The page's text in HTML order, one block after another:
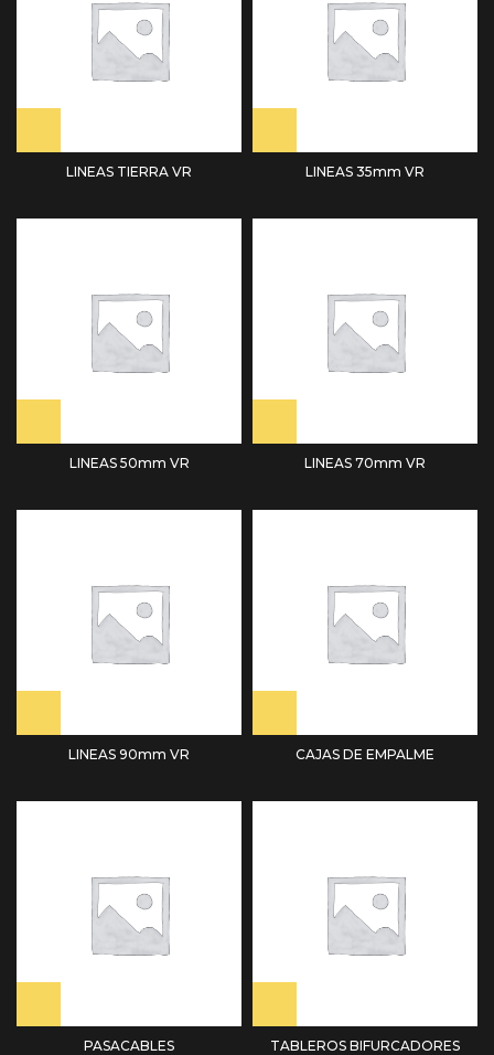
LINEAS TIERRA VR LINEAS 35mm VR
LINEAS 50mm VR LINEAS 70mm VR
LINEAS 90mm VR CAJAS DE EMPALME
PASACABLES TABLEROS BIFURCADORES